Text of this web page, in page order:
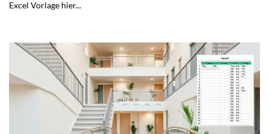
Excel Vorlage hier...